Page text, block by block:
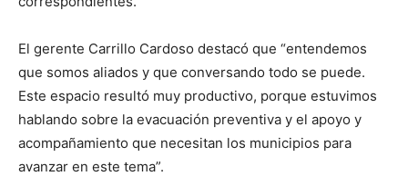
El gerente Carrillo Cardoso destacó que “entendemos
que somos aliados y que conversando todo se puede.
Este espacio resultó muy productivo, porque estuvimos
hablando sobre la evacuación preventiva y el apoyo y
acompañamiento que necesitan los municipios para
avanzar en este tema”.